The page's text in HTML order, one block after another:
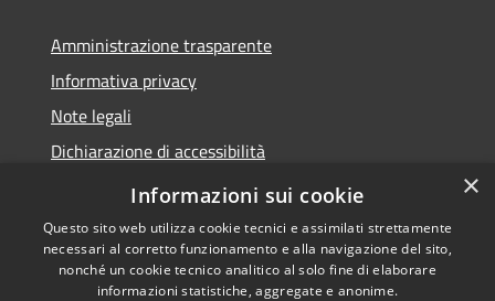
Amministrazione trasparente
Informativa privacy
Note legali
Dichiarazione di accessibilità
Obiettivi di accessibilità
×
Informazioni sui cookie
Questo sito web utilizza cookie tecnici e assimilati strettamente
necessari al corretto funzionamento e alla navigazione del sito,
nonché un cookie tecnico analitico al solo fine di elaborare
informazioni statistiche, aggregate e anonime.